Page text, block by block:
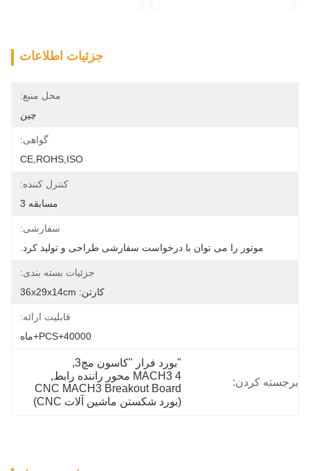
جزئیات اطلاعات
محل منبع:
چین
گواهی:
CE,ROHS,ISO
کنترل کننده:
مسابقه 3
سفارشی:
موتور را می توان با درخواست سفارشی طراحی و تولید کرد.
جزئیات بسته بندی:
کارتن: 36x29x14cm
قابلیت ارائه:
40000+PCS+ماه
برجسته کردن:
"بورد فرار "کاسون مچ3 ,
MACH3 4 محور راننده رابط
,
CNC MACH3 Breakout Board
(بورد شکستن ماشین آلات CNC)